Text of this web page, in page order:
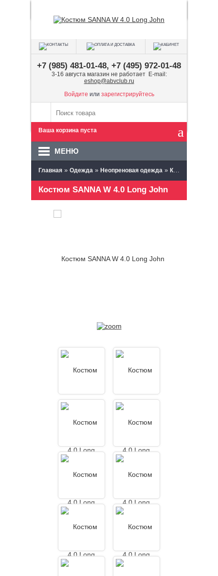
+7 (985) 481-01-48, +7 (495) 972-01-48
3-16 августа магазин не работает E-mail:
eshop@abvclub.ru
Войдите или зарегистрируйтесь
Ваша корзина пуста
МЕНЮ
Главная » Одежда » Неопреновая одежда » Комбинезоны неопреновые
Костюм SANNA W 4.0 Long John